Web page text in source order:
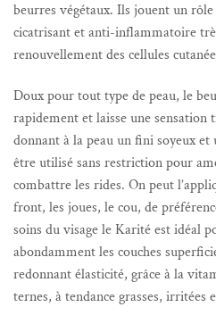
beurres végétaux. Ils jouent un
cicatrisant et anti-inflammatoire
renouvellement des cellules
Doux pour tout type de peau, le
rapidement et laisse une sensation
donnant à la peau un fini soyeux
être utilisé sans restriction pour
combattre les rides. On peut
front, les joues, le cou, de
soins du visage le Karité est idéal
abondamment les couches
redonnant élasticité, grâce à la
ternes, à tendance grasses, irritées